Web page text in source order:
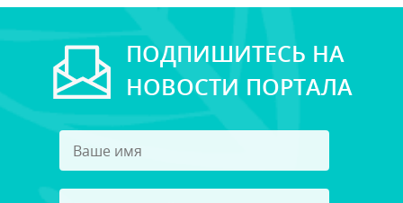
ПОДПИШИТЕСЬ НА
НОВОСТИ ПОРТАЛА